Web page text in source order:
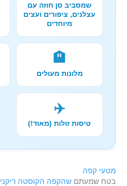
שמסביב סן חוזה עם
עצלנים, ציפורים ועצים
מיוחדים
🏨
מלונות מעולים
✈️
טיסות זולות (מאוד!)
מטעי קפה
בטח שמעתםשהקפה הקוסטה ריקני